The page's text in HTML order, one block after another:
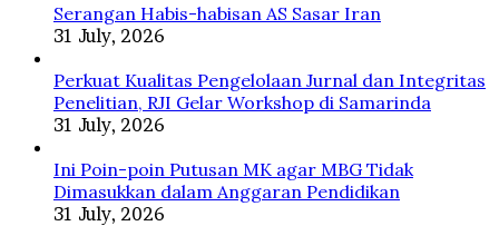
Serangan Habis-habisan AS Sasar Iran
31 July, 2026
Perkuat Kualitas Pengelolaan Jurnal dan Integritas
Penelitian, RJI Gelar Workshop di Samarinda
31 July, 2026
Ini Poin-poin Putusan MK agar MBG Tidak
Dimasukkan dalam Anggaran Pendidikan
31 July, 2026